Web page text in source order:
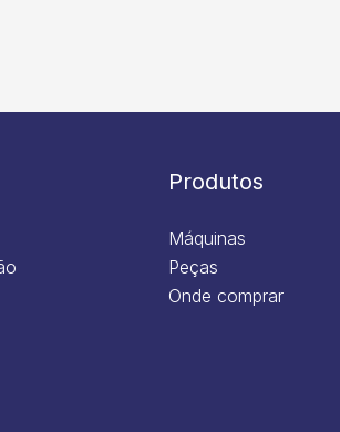
Produtos
Máquinas
Peças
Onde comprar